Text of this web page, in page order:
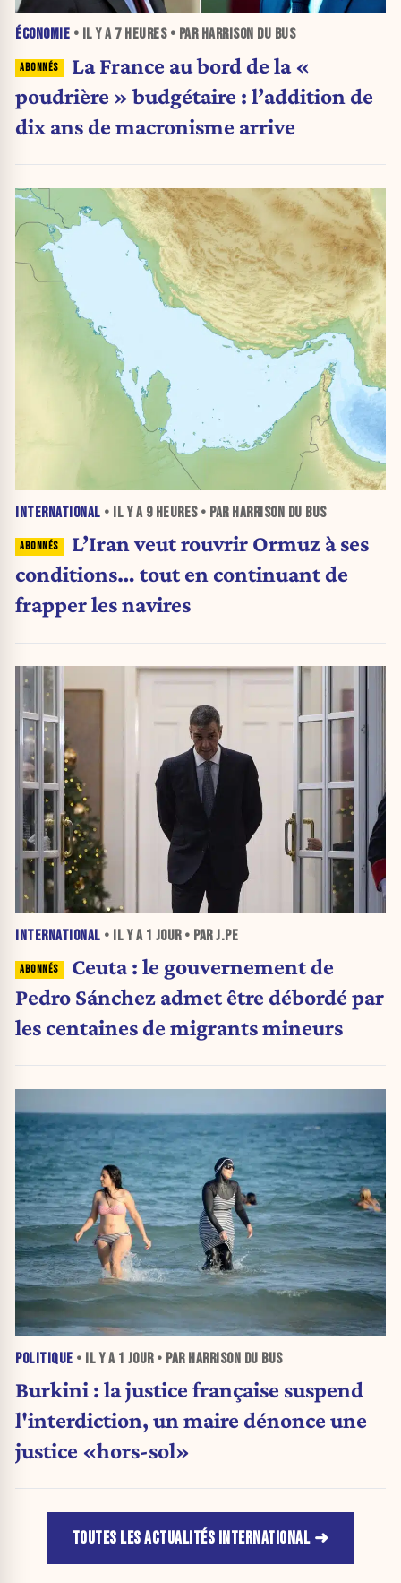
ÉCONOMIE • IL Y A 7 HEURES• PAR HARRISON DU BUS
La France au bord de la «
poudrière » budgétaire : l’addition de
dix ans de macronisme arrive
INTERNATIONAL • IL Y A 9 HEURES• PAR HARRISON DU BUS
L’Iran veut rouvrir Ormuz à ses
conditions… tout en continuant de
frapper les navires
INTERNATIONAL • IL Y A 1 JOUR• PAR J.PE
Ceuta : le gouvernement de
Pedro Sánchez admet être débordé par
les centaines de migrants mineurs
POLITIQUE • IL Y A 1 JOUR• PAR HARRISON DU BUS
Burkini : la justice française suspend
l'interdiction, un maire dénonce une
justice «hors-sol»
TOUTES LES ACTUALITÉS INTERNATIONAL